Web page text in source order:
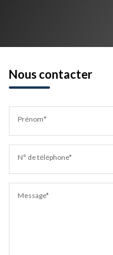
Nous contacter
Prénom*
N° de téléphone*
Message*